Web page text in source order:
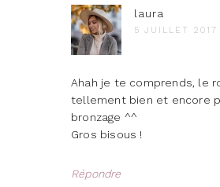
laura
5 JUILLET 2017
Ahah je te comprends, le
tellement bien et encore
bronzage ^^
Gros bisous !
Répondre